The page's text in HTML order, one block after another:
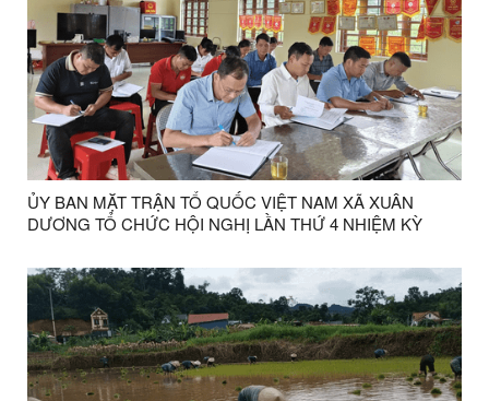
ỦY BAN MẶT TRẬN TỔ QUỐC VIỆT NAM XÃ XUÂN
DƯƠNG TỔ CHỨC HỘI NGHỊ LẦN THỨ 4 NHIỆM KỲ